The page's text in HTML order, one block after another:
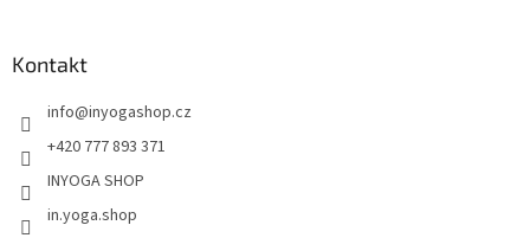
Kontakt
info@inyogashop.cz
+420 777 893 371
INYOGA SHOP
in.yoga.shop